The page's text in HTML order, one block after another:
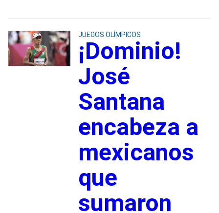
JUEGOS OLÍMPICOS
¡Dominio!
José
Santana
encabeza a
mexicanos
que
sumaron